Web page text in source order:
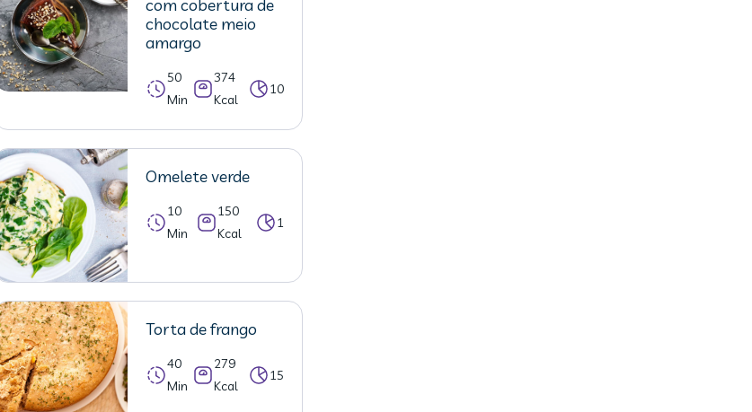
com cobertura de
chocolate meio
amargo
50
Min
374
Kcal
10
Omelete verde
10
Min
150
Kcal
1
Torta de frango
40
Min
279
Kcal
15